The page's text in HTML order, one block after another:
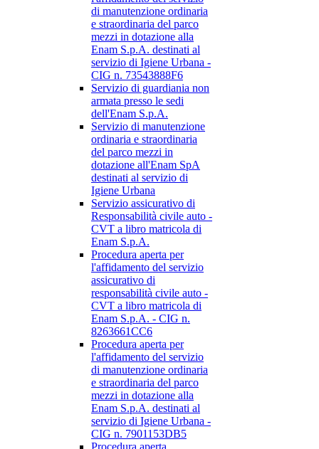
di manutenzione ordinaria
e straordinaria del parco
mezzi in dotazione alla
Enam S.p.A. destinati al
servizio di Igiene Urbana -
CIG n. 73543888F6
Servizio di guardiania non
armata presso le sedi
dell'Enam S.p.A.
Servizio di manutenzione
ordinaria e straordinaria
del parco mezzi in
dotazione all'Enam SpA
destinati al servizio di
Igiene Urbana
Servizio assicurativo di
Responsabilità civile auto -
CVT a libro matricola di
Enam S.p.A.
Procedura aperta per
l'affidamento del servizio
assicurativo di
responsabilità civile auto -
CVT a libro matricola di
Enam S.p.A. - CIG n.
8263661CC6
Procedura aperta per
l'affidamento del servizio
di manutenzione ordinaria
e straordinaria del parco
mezzi in dotazione alla
Enam S.p.A. destinati al
servizio di Igiene Urbana -
CIG n. 7901153DB5
Procedura aperta